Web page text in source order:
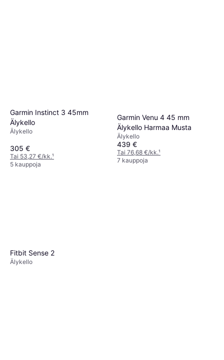
Garmin Instinct 3 45mm
Älykello
Älykello
305 €
Tai 53,27 €/kk.¹
5 kauppoja
Garmin Venu 4 45 mm
Älykello Harmaa Musta
Älykello
439 €
Tai 76,68 €/kk.¹
7 kauppoja
Fitbit Sense 2
Älykello